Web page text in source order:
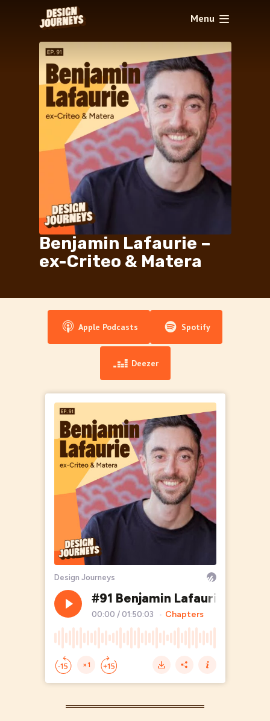
Menu
Benjamin Lafaurie –
ex-Criteo & Matera
Apple Podcasts Spotify
Deezer